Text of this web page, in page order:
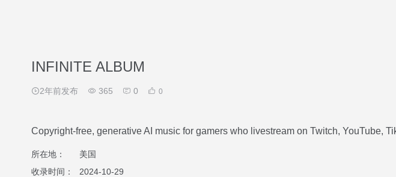
INFINITE ALBUM
2年前发布 365 0 0
Copyright-free, generative AI music for gamers who livestream on Twitch, YouTube,
所在地：
美国
收录时间：
2024-10-29